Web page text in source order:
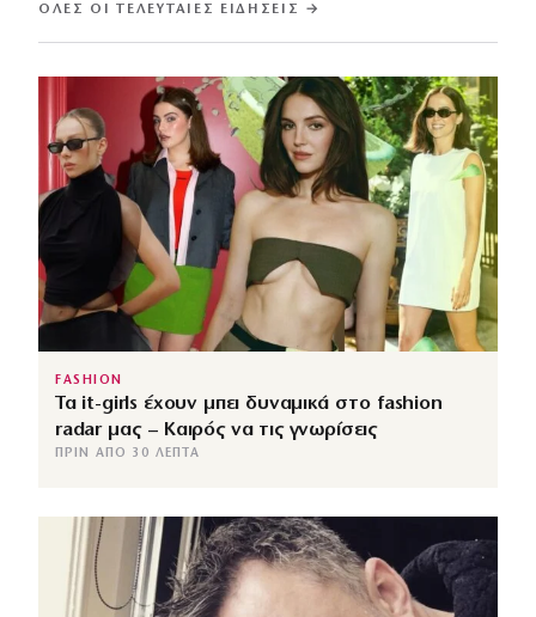
ΌΛΕΣ ΟΙ ΤΕΛΕΥΤΑΊΕΣ ΕΙΔΉΣΕΙΣ →
FASHION
Τα it-girls έχουν μπει δυναμικά στο fashion
radar μας – Καιρός να τις γνωρίσεις
ΠΡΙΝ ΑΠΌ 30 ΛΕΠΤΆ